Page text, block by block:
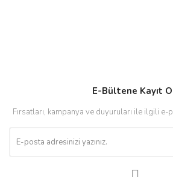
E-Bültene Kayıt
Fırsatları, kampanya ve duyuruları ile ilgili